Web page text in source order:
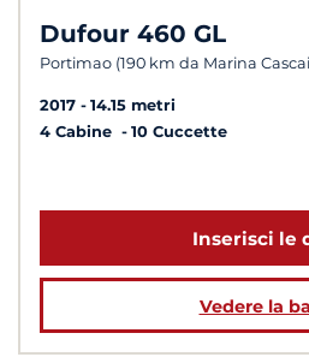
Dufour 460 GL
Portimao (190 km da Marina
2017
14.15 metri
4 Cabine
10 Cuccette
Inserisci le
Vedere la